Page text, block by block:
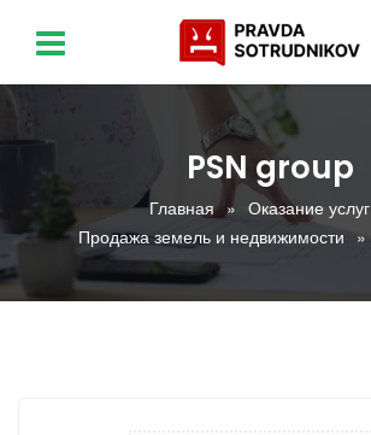
PSN group
Главная
Оказание услуг
Продажа земель и недвижимости